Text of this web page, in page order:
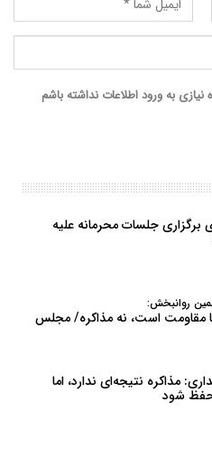
به ورود اطلاعات نداشته باشم
برگزاری جلسات محرمانه علیه
روانبخش:
مقاومت است، نه مذاکره/ مجلس
مذاکره نتیجه‌ای ندارد، اما
شود